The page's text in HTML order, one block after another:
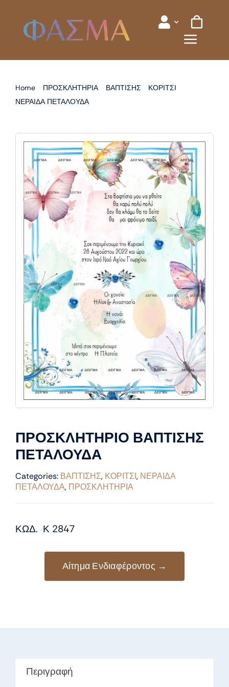
content
Home ΠΡΟΣΚΛΗΤΗΡΙΑ ΒΑΠΤΙΣΗΣ
ΚΟΡΙΤΣΙ
ΝΕΡΑΙΔΑ ΠΕΤΑΛΟΥΔΑ
ΠΡΟΣΚΛΗΤΗΡΙΟ ΒΑΠΤΙΣΗΣ
ΠΕΤΑΛΟΥΔΑ
Categories: ΒΑΠΤΙΣΗΣ, ΚΟΡΙΤΣΙ, ΝΕΡΑΙΔΑ
ΠΕΤΑΛΟΥΔΑ, ΠΡΟΣΚΛΗΤΗΡΙΑ
ΚΩΔ. Κ 2847
Αίτημα Ενδιαφέροντος →
Περιγραφή